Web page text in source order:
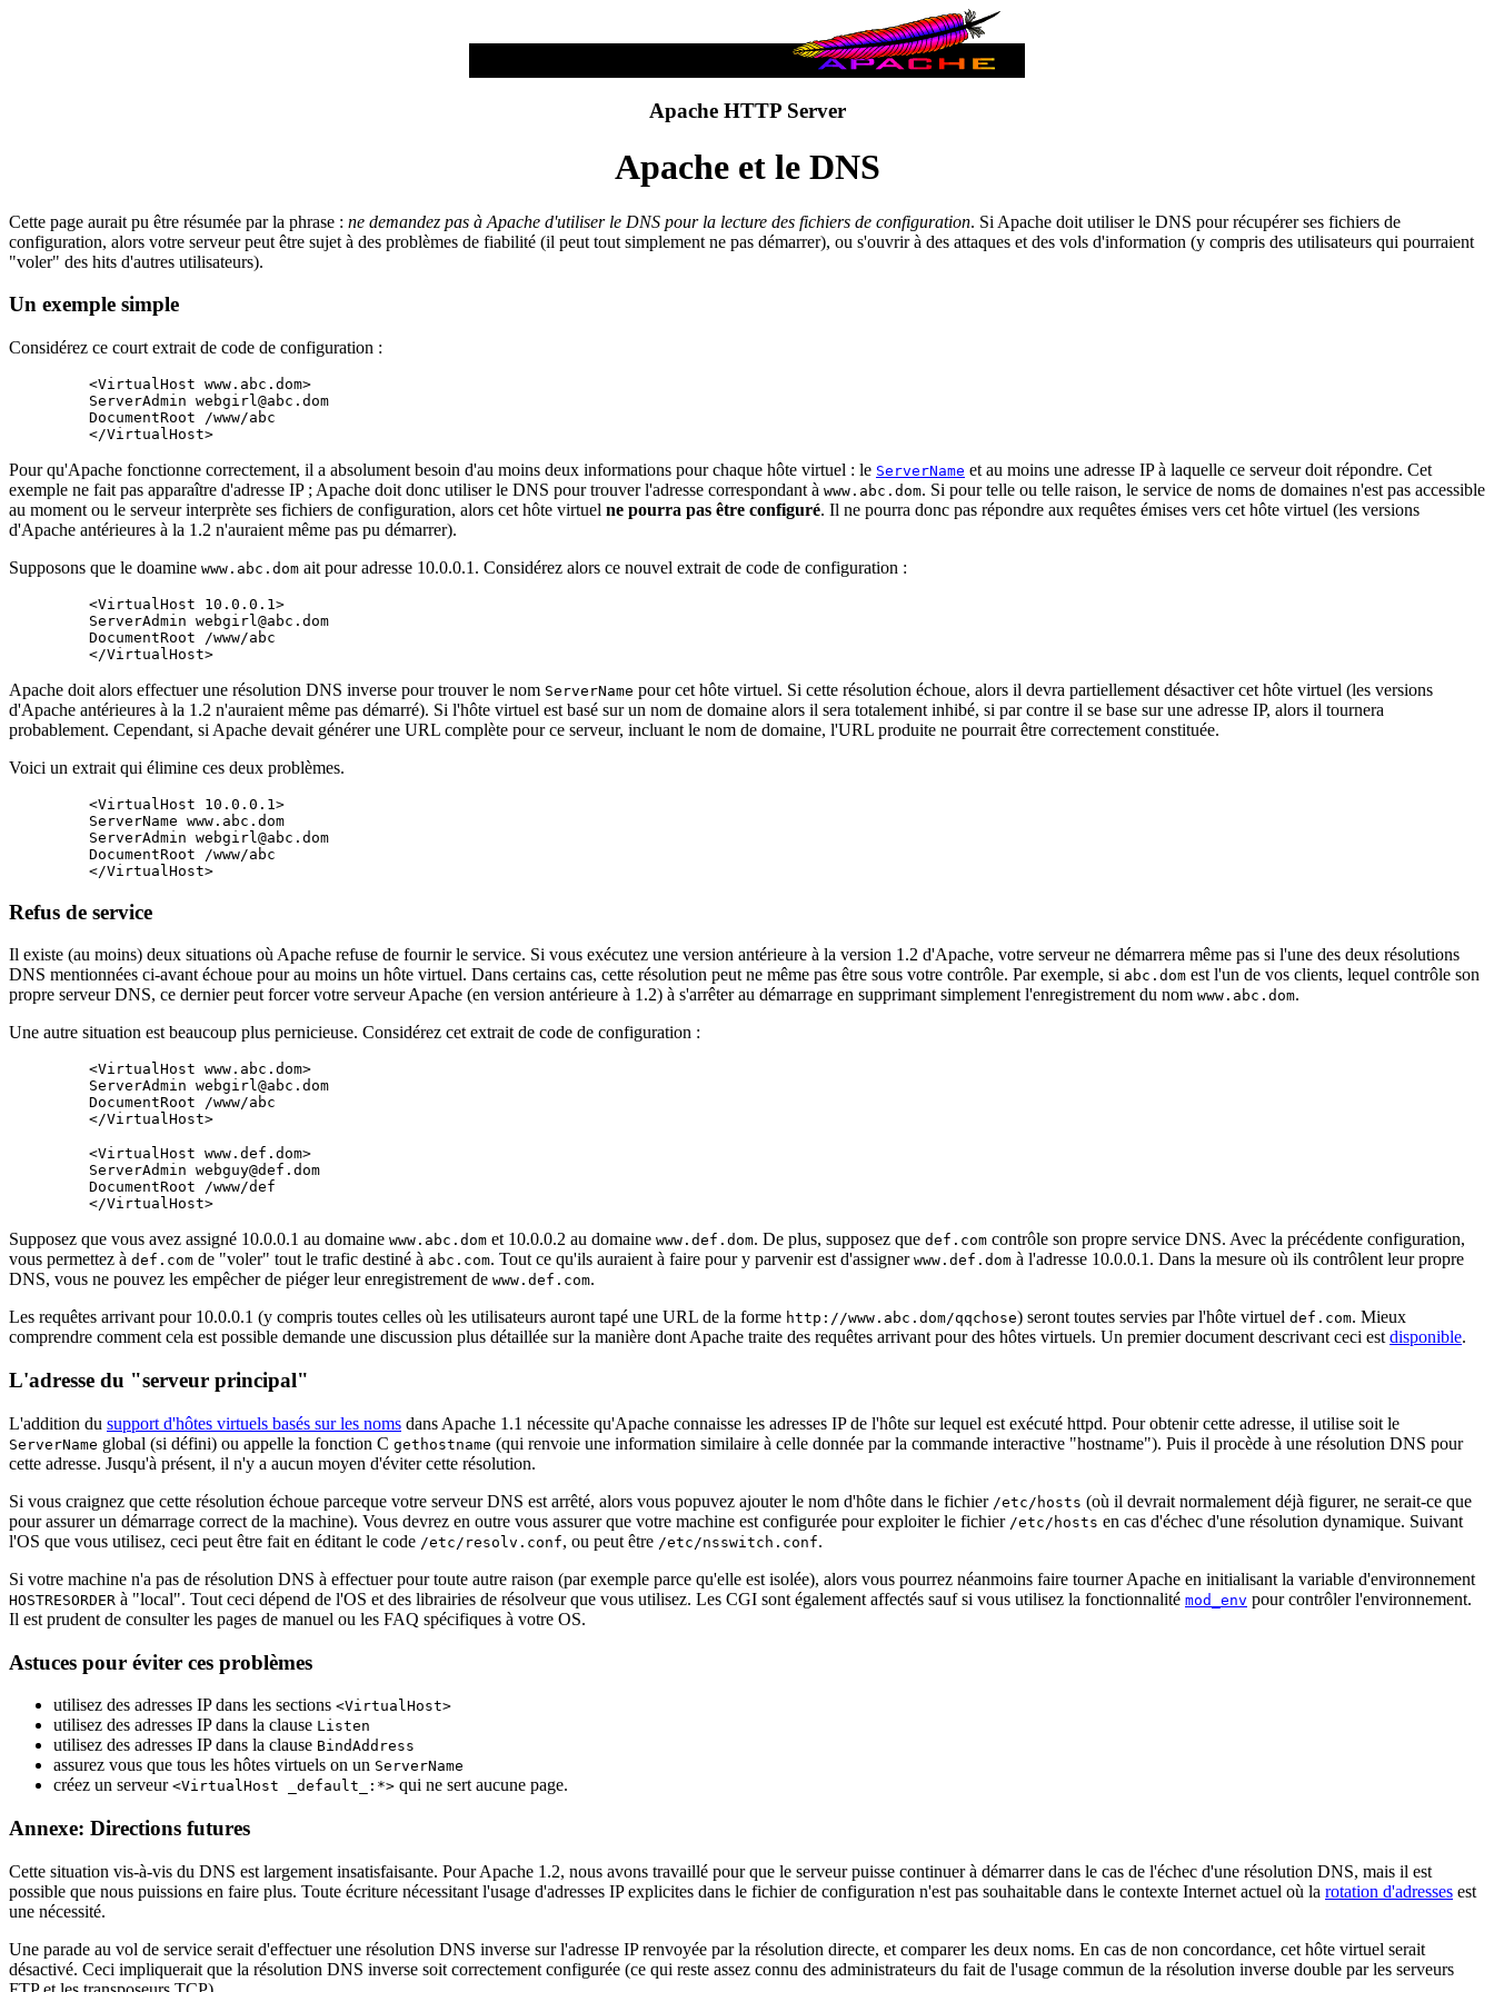
Apache HTTP Server
Apache et le DNS
Cette page aurait pu être résumée par la phrase : ne demandez pas à Apache d'utiliser le DNS pour la lecture des fichiers de configuration. Si Apache doit utiliser le DNS pour récupérer ses fichiers de
configuration, alors votre serveur peut être sujet à des problèmes de fiabilité (il peut tout simplement ne pas démarrer), ou s'ouvrir à des attaques et des vols d'information (y compris des utilisateurs qui pourraient
"voler" des hits d'autres utilisateurs).
Un exemple simple
Considérez ce court extrait de code de configuration :
    <VirtualHost www.abc.dom>
    ServerAdmin webgirl@abc.dom
    DocumentRoot /www/abc
Pour qu'Apache fonctionne correctement, il a absolument besoin d'au moins deux informations pour chaque hôte virtuel : le ServerName et au moins une adresse IP à laquelle ce serveur doit répondre. Cet
exemple ne fait pas apparaître d'adresse IP ; Apache doit donc utiliser le DNS pour trouver l'adresse correspondant à www.abc.dom. Si pour telle ou telle raison, le service de noms de domaines n'est pas accessible
au moment ou le serveur interprète ses fichiers de configuration, alors cet hôte virtuel ne pourra pas être configuré. Il ne pourra donc pas répondre aux requêtes émises vers cet hôte virtuel (les versions
d'Apache antérieures à la 1.2 n'auraient même pas pu démarrer).
Supposons que le doamine www.abc.dom ait pour adresse 10.0.0.1. Considérez alors ce nouvel extrait de code de configuration :
    <VirtualHost 10.0.0.1>
    ServerAdmin webgirl@abc.dom
    DocumentRoot /www/abc
Apache doit alors effectuer une résolution DNS inverse pour trouver le nom ServerName pour cet hôte virtuel. Si cette résolution échoue, alors il devra partiellement désactiver cet hôte virtuel (les versions
d'Apache antérieures à la 1.2 n'auraient même pas démarré). Si l'hôte virtuel est basé sur un nom de domaine alors il sera totalement inhibé, si par contre il se base sur une adresse IP, alors il tournera
probablement. Cependant, si Apache devait générer une URL complète pour ce serveur, incluant le nom de domaine, l'URL produite ne pourrait être correctement constituée.
Voici un extrait qui élimine ces deux problèmes.
    <VirtualHost 10.0.0.1>
    ServerName www.abc.dom
    ServerAdmin webgirl@abc.dom
    DocumentRoot /www/abc
Refus de service
Il existe (au moins) deux situations où Apache refuse de fournir le service. Si vous exécutez une version antérieure à la version 1.2 d'Apache, votre serveur ne démarrera même pas si l'une des deux résolutions
DNS mentionnées ci-avant échoue pour au moins un hôte virtuel. Dans certains cas, cette résolution peut ne même pas être sous votre contrôle. Par exemple, si abc.dom est l'un de vos clients, lequel contrôle son
propre serveur DNS, ce dernier peut forcer votre serveur Apache (en version antérieure à 1.2) à s'arrêter au démarrage en supprimant simplement l'enregistrement du nom www.abc.dom.
Une autre situation est beaucoup plus pernicieuse. Considérez cet extrait de code de configuration :
    <VirtualHost www.abc.dom>
    ServerAdmin webgirl@abc.dom
    DocumentRoot /www/abc
    <VirtualHost www.def.dom>
    ServerAdmin webguy@def.dom
    DocumentRoot /www/def
Supposez que vous avez assigné 10.0.0.1 au domaine www.abc.dom et 10.0.0.2 au domaine www.def.dom. De plus, supposez que def.com contrôle son propre service DNS. Avec la précédente configuration,
vous permettez à def.com de "voler" tout le trafic destiné à abc.com. Tout ce qu'ils auraient à faire pour y parvenir est d'assigner www.def.dom à l'adresse 10.0.0.1. Dans la mesure où ils contrôlent leur propre
DNS, vous ne pouvez les empêcher de piéger leur enregistrement de www.def.com.
Les requêtes arrivant pour 10.0.0.1 (y compris toutes celles où les utilisateurs auront tapé une URL de la forme http://www.abc.dom/qqchose) seront toutes servies par l'hôte virtuel def.com. Mieux
comprendre comment cela est possible demande une discussion plus détaillée sur la manière dont Apache traite des requêtes arrivant pour des hôtes virtuels. Un premier document descrivant ceci estdisponible.
L'adresse du "serveur principal"
L'addition du support d'hôtes virtuels basés sur les noms dans Apache 1.1 nécessite qu'Apache connaisse les adresses IP de l'hôte sur lequel est exécuté httpd. Pour obtenir cette adresse, il utilise soit le
ServerName global (si défini) ou appelle la fonction C gethostname (qui renvoie une information similaire à celle donnée par la commande interactive "hostname"). Puis il procède à une résolution DNS pour
cette adresse. Jusqu'à présent, il n'y a aucun moyen d'éviter cette résolution.
Si vous craignez que cette résolution échoue parceque votre serveur DNS est arrêté, alors vous popuvez ajouter le nom d'hôte dans le fichier /etc/hosts (où il devrait normalement déjà figurer, ne serait-ce que
pour assurer un démarrage correct de la machine). Vous devrez en outre vous assurer que votre machine est configurée pour exploiter le fichier /etc/hosts en cas d'échec d'une résolution dynamique. Suivant
l'OS que vous utilisez, ceci peut être fait en éditant le code /etc/resolv.conf, ou peut être /etc/nsswitch.conf.
Si votre machine n'a pas de résolution DNS à effectuer pour toute autre raison (par exemple parce qu'elle est isolée), alors vous pourrez néanmoins faire tourner Apache en initialisant la variable d'environnement
HOSTRESORDER à "local". Tout ceci dépend de l'OS et des librairies de résolveur que vous utilisez. Les CGI sont également affectés sauf si vous utilisez la fonctionnalité mod_env pour contrôler l'environnement.
Il est prudent de consulter les pages de manuel ou les FAQ spécifiques à votre OS.
Astuces pour éviter ces problèmes
utilisez des adresses IP dans les sections <VirtualHost>
utilisez des adresses IP dans la clause Listen
utilisez des adresses IP dans la clause BindAddress
assurez vous que tous les hôtes virtuels on un ServerName
créez un serveur <VirtualHost _default_:*> qui ne sert aucune page.
Annexe: Directions futures
Cette situation vis-à-vis du DNS est largement insatisfaisante. Pour Apache 1.2, nous avons travaillé pour que le serveur puisse continuer à démarrer dans le cas de l'échec d'une résolution DNS, mais il est
possible que nous puissions en faire plus. Toute écriture nécessitant l'usage d'adresses IP explicites dans le fichier de configuration n'est pas souhaitable dans le contexte Internet actuel où la rotation d'adresses est
une nécessité.
Une parade au vol de service serait d'effectuer une résolution DNS inverse sur l'adresse IP renvoyée par la résolution directe, et comparer les deux noms. En cas de non concordance, cet hôte virtuel serait
désactivé. Ceci impliquerait que la résolution DNS inverse soit correctement configurée (ce qui reste assez connu des administrateurs du fait de l'usage commun de la résolution inverse double par les serveurs